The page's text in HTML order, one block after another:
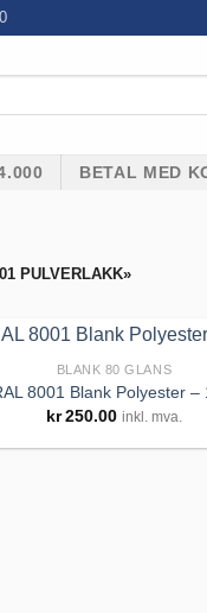
BETAL MED
PULVERLAKK»
BLANK 80 GLANS
8001 Blank Polyester –
kr250.00 inkl. mva.